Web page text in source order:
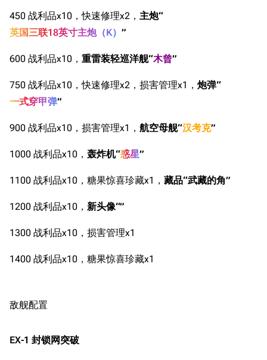
450 战利品x10，快速修理x2， 主炮“
英国三联18英寸主炮（K） ”
600 战利品x10， 重雷装轻巡洋舰“木曾”
750 战利品x10，快速修理x2，损害管理x1， 炮弹“
一式穿甲弹”
900 战利品x10，损害管理x1， 航空母舰“汉考克”
1000 战利品x10， 轰炸机“惑星”
1100 战利品x10，糖果惊喜珍藏x1， 藏品“武藏的角”
1200 战利品x10， 新头像“”
1300 战利品x10，损害管理x1
1400 战利品x10，糖果惊喜珍藏x1
敌舰配置
EX-1 封锁网突破